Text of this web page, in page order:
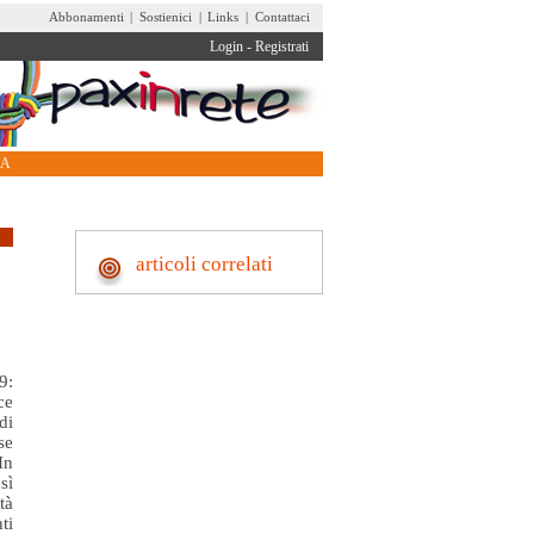
Abbonamenti | Sostienici | Links | Contattaci
Login - Registrati
articoli correlati